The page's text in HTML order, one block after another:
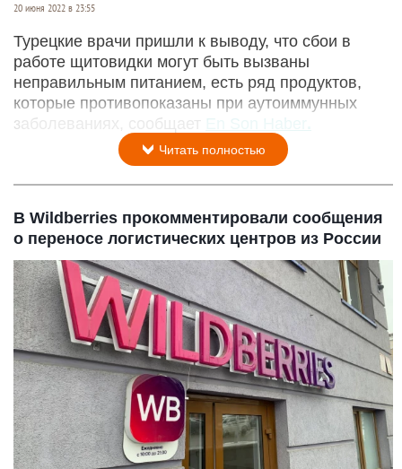
20 июня 2022 в 23:55
Турецкие врачи пришли к выводу, что сбои в
работе щитовидки могут быть вызваны
неправильным питанием, есть ряд продуктов,
которые противопоказаны при аутоиммунных
заболеваниях, сообщает En Son Haber
Читать полностью
В Wildberries прокомментировали сообщения
о переносе логистических центров из России